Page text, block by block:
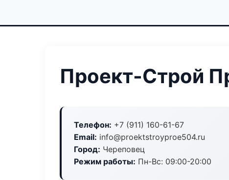
Проект-Строй
Телефон: +7 (911) 160-61-67
Email: info@proektstroyproe504.ru
Город: Череповец
Режим работы: Пн-Вс: 09:00-20:00